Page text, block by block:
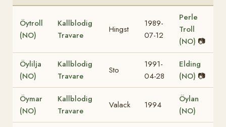
Öytroll
(NO)
Kallblodig
Travare
Hingst
1989-
07-12
Perle
Troll
(NO) 📷
Öylilja
(NO)
Kallblodig
Travare
Sto
1991-
04-28
Elding
(NO) 📷
Öymar
(NO)
Kallblodig
Travare
Valack 1994
Öylan
(NO)